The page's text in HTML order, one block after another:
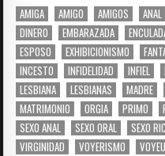
AMIGA AMIGO AMIGOS ANAL
DINERO
EMBARAZADA
ESPOSO
EXHIBICIONISMO
INCESTO
INFIDELIDAD INFIEL
LESBIANA
LESBIANAS MADRE
MATRIMONIO
ORGIA PRIMO
SEXO ANAL
SEXO ORAL SEXO
VIRGINIDAD
VOYERISMO